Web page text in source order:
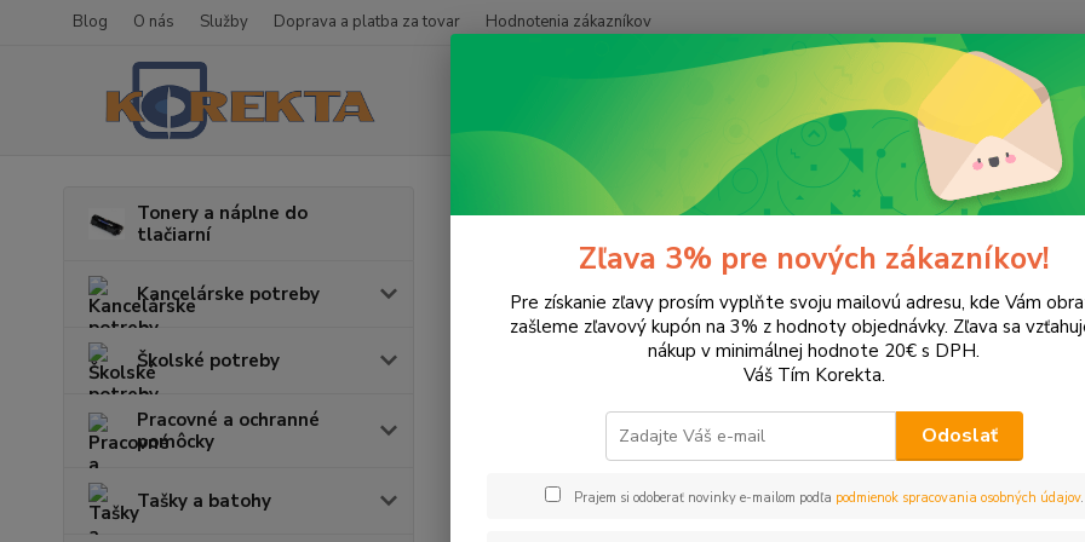
Blog O nás Služby Doprava a platba za tovar Hodnotenia zákazníkov
Tonery a náplne do
tlačiarní
Kancelárske potreby
Školské potreby
Pracovné a ochranné
pomôcky
Tašky a batohy
Tonery a náplne do tlačiarní Hewlett Packard HP Photosmart
Photosmart D5168
Upresniť parametre
EUR Od
Zľava 3% pre nových zákazníkov!
Pre získanie zľavy prosím vyplňte svoju mailovú adresu, kde Vám
zašleme zľavový kupón na 3% z hodnoty objednávky. Zľava sa
nákup v minimálnej hodnote 20€ s DPH.
Váš Tím Korekta.
Odoslať
Prajem si odoberať novinky e-mailom podľa podmienok spracovania osobných údajov.